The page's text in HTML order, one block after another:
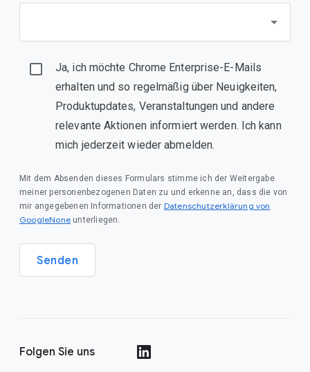
Ja, ich möchte Chrome Enterprise-E-Mails
erhalten und so regelmäßig über Neuigkeiten,
Produktupdates, Veranstaltungen und andere
relevante Aktionen informiert werden. Ich kann
mich jederzeit wieder abmelden.
Mit dem Absenden dieses Formulars stimme ich der Weitergabe
meiner personenbezogenen Daten zu und erkenne an, dass die von
mir angegebenen Informationen der Datenschutzerklärung von
GoogleNone unterliegen.
Senden
Folgen Sie uns